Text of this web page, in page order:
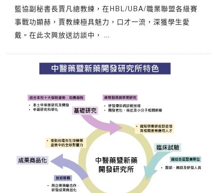
籃協副秘書長賈凡總教練，在HBL/UBA/職業聯盟各級賽
事戰功顯赫，賈教練極具魅力，口才一流，深獲學生愛
戴。在此次興放送訪談中， …